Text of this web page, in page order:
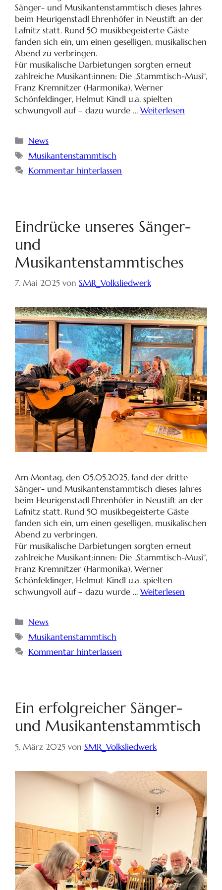
Sänger- und Musikantenstammtisch dieses Jahres
beim Heurigenstadl Ehrenhöfer in Neustift an der
Lafnitz statt. Rund 50 musikbegeisterte Gäste
fanden sich ein, um einen geselligen, musikalischen
Abend zu verbringen.
Für musikalische Darbietungen sorgten erneut
zahlreiche Musikant:innen: Die „Stammtisch-Musi“,
Franz Kremnitzer (Harmonika), Werner
Schönfeldinger, Helmut Kindl u.a. spielten
schwungvoll auf – dazu wurde … Weiterlesen
News
Musikantenstammtisch
Kommentar hinterlassen
Eindrücke unseres Sänger-
und
Musikantenstammtisches
7. Mai 2025 von SMR_Volksliedwerk
Am Montag, den 05.05.2025, fand der dritte
Sänger- und Musikantenstammtisch dieses Jahres
beim Heurigenstadl Ehrenhöfer in Neustift an der
Lafnitz statt. Rund 50 musikbegeisterte Gäste
fanden sich ein, um einen geselligen, musikalischen
Abend zu verbringen.
Für musikalische Darbietungen sorgten erneut
zahlreiche Musikant:innen: Die „Stammtisch-Musi“,
Franz Kremnitzer (Harmonika), Werner
Schönfeldinger, Helmut Kindl u.a. spielten
schwungvoll auf – dazu wurde … Weiterlesen
News
Musikantenstammtisch
Kommentar hinterlassen
Ein erfolgreicher Sänger-
und Musikantenstammtisch
5. März 2025 von SMR_Volksliedwerk